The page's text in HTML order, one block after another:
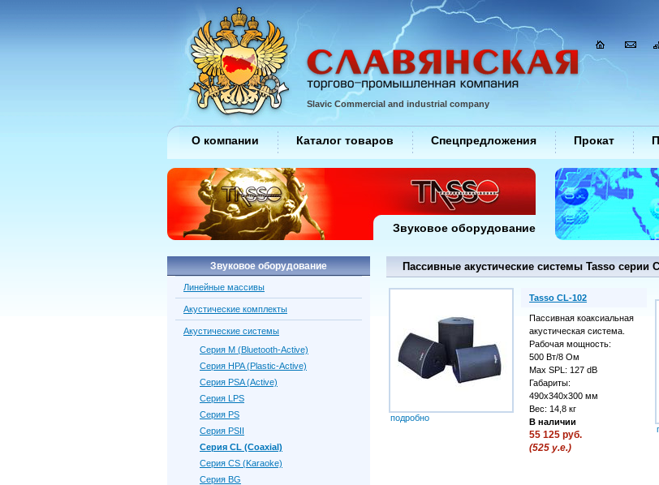
Пассивные акустические системы Tasso серии
Tasso CL-102
Пассивная коаксиальная
акустическая система.
Рабочая мощность:
500 Вт/8 Ом
Max SPL: 127 dB
Габариты:
490х340х300 мм
Вес: 14,8 кг
В наличии
подробно
55 125 руб.
(525 у.е.)
Звуковое оборудование
Линейные массивы
Акустические комплекты
Акустические системы
Серия M (Bluetooth-Active)
Серия HPA (Plastic-Active)
Серия PSA (Active)
Серия LPS
Серия PS
Серия PSII
Серия CL (Coaxial)
Серия CS (Karaoke)
Серия BG
Slavic Commercial and industrial company
О компании Каталог товаров Спецпредложения Прокат
Звуковое оборудование